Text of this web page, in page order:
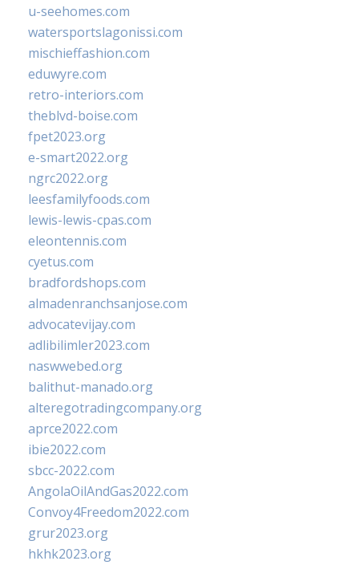
u-seehomes.com
watersportslagonissi.com
mischieffashion.com
eduwyre.com
retro-interiors.com
theblvd-boise.com
fpet2023.org
e-smart2022.org
ngrc2022.org
leesfamilyfoods.com
lewis-lewis-cpas.com
eleontennis.com
cyetus.com
bradfordshops.com
almadenranchsanjose.com
advocatevijay.com
adlibilimler2023.com
naswwebed.org
balithut-manado.org
alteregotradingcompany.org
aprce2022.com
ibie2022.com
sbcc-2022.com
AngolaOilAndGas2022.com
Convoy4Freedom2022.com
grur2023.org
hkhk2023.org